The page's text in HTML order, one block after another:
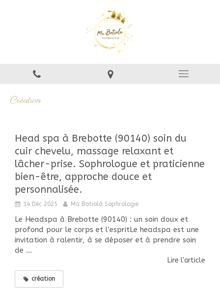
Création
Head spa à Brebotte (90140) soin du
cuir chevelu, massage relaxant et
lâcher-prise. Sophrologue et praticienne
bien-être, approche douce et
personnalisée.
14 Déc 2025 Ma Botiolà Sophrologie
Le Headspa à Brebotte (90140) : un soin doux et
profond pour le corps et l’espritLe headspa est une
invitation à ralentir, à se déposer et à prendre soin
de ...
Lire l'article
création